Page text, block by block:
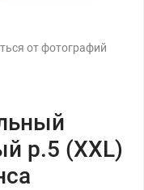
от фотографий
р.5 (XХL)